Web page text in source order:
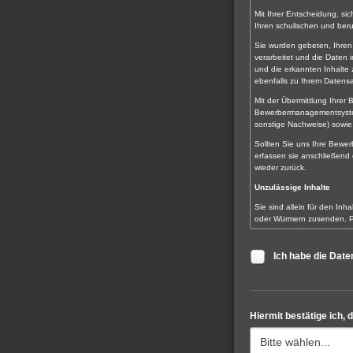
Mit Ihrer Entscheidung,
Ihren schulischen und
Sie wurden gebeten,
verarbeitet und die Daten
und die erkannten Inhalte
ebenfalls zu Ihrem
Mit der Übermittlung Ihrer
sonstige Nachweise)
Sollten Sie uns Ihre
erfassen sie anschließend
wieder zurück.
Unzulässige Inhalte
Sie sind allein für den
oder Würmern zusenden.
Informationen
Die Informationen, die Sie
Vorschriften oder die
Ich habe die
Hiermit bestätige ich,